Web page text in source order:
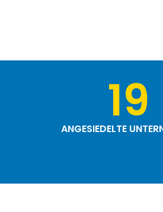
19
ANGESIEDELTE